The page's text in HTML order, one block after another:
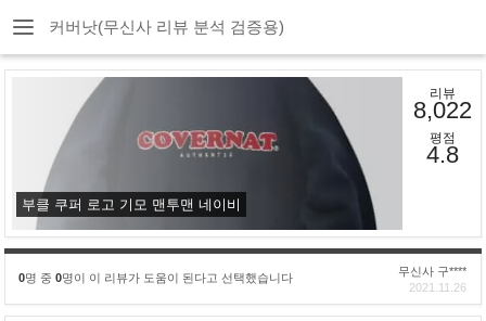
커버낫(무신사 리뷰 분석 검증용)
부클 쿠퍼 로고 기모 맨투맨 네이비
리뷰
8,022
평점
4.8
0명 중 0명이 이 리뷰가 도움이 된다고 선택했습니다
무신사 구****
2021.11.26